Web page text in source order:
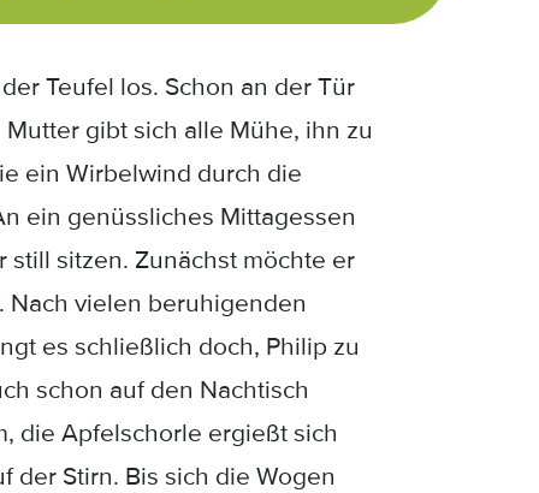
Teufel los. Schon an der Tür
gibt sich alle Mühe, ihn zu
ein Wirbelwind durch die
ein genüssliches Mittagessen
sitzen. Zunächst möchte er
Nach vielen beruhigenden
es schließlich doch, Philip zu
schon auf den Nachtisch
die Apfelschorle ergießt sich
der Stirn. Bis sich die Wogen